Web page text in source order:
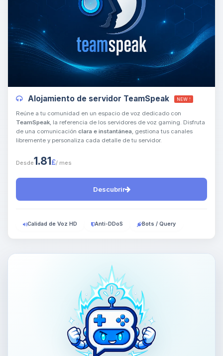
Alojamiento de servidor TeamSpeak NEW !
Reúne a tu comunidad en un espacio de voz dedicado con
TeamSpeak, la referencia de los servidores de voz gaming. Disfruta
de una comunicación clara e instantánea, gestiona tus canales
libremente y personaliza cada detalle de tu servidor.
Desde1.81£/ mes
Descubrir
Calidad de Voz HD Anti-DDoS Bots / Query
Yupi, por fin alguien con quien
hablar! Soy Choupy, tu pequeno
que necesitas y moveré mis
pequenos circuitos para ayudarte.